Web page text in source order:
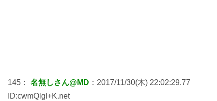
145： 名無しさん@MD ：2017/11/30(木) 22:02:29.77
ID:cwmQlgI+K.net